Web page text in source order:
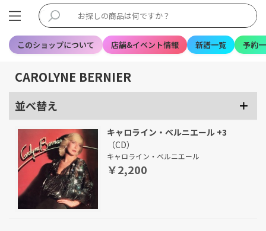
このショップについて 店舗&イベント情報 新譜一覧 予約
CAROLYNE BERNIER
並べ替え
キャロライン・ベルニエール +3
（CD）
キャロライン・ベルニエール
￥2,200